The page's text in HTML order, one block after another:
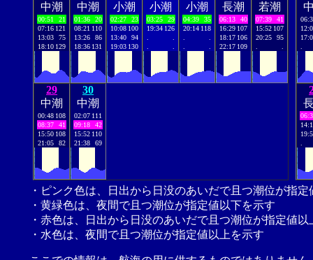
中潮
00:51
21
07:16 121
13:03
75
18:10 129
中潮
01:36
20
08:21 110
13:26
86
18:36 131
小潮
02:27
23
10:08 100
13:40
94
19:03 130
小潮
03:25
29
19:34 126
小潮
04:39
35
20:14 118
長潮
06:13
40
16:29 107
18:17 106
22:17 109
若潮
07:39
41
15:52 107
20:25
95
29
中潮
00:48 108
08:37
41
15:50 108
21:05
82
30
中潮
02:07 111
09:18
42
15:52 110
21:38
69
・ピンク色は、日出から日没のあいだで且つ潮位が指
・黄緑色は、夜間で且つ潮位が指定値以下を示す
・赤色は、日出から日没のあいだで且つ潮位が指定値以
・水色は、夜間で且つ潮位が指定値以上を示す